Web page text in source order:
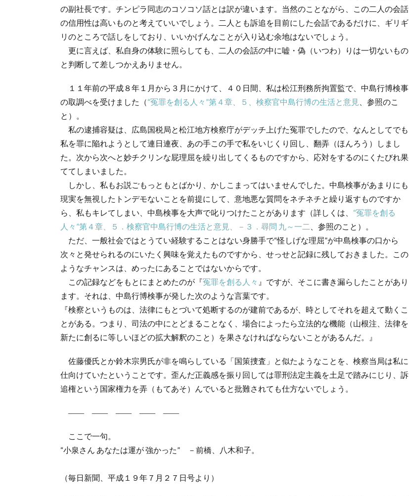
の副社長です。チンピラ同志のコソコソ話とは訳が違います。当然のことながら、この二人の会話
の信用性は高いものと考えていいでしょう。二人とも訴追を目前にした会話であるだけに、ギリギ
リのところで話しをしており、いいかげんなことが入り込む余地はないでしょう。
更に言えば、私自身の体験に照らしても、二人の会話の中に嘘・偽（いつわ）りは一切ないもの
と判断して差しつかえありません。
１１年前の平成８年１月から３月にかけて、４０日間、私は松江刑務所拘置監で、中島行博検事
の取調べを受けました（“冤罪を創る人々”第４章、５、検察官中島行博の生活と意見 、参照のこ
と）。
私の逮捕容疑は、広島国税局と松江地方検察庁がデッチ上げた冤罪でしたので、なんとしてでも
私を罪に陥れようとして連日連夜、あの手この手で私をいじくり回し、翻弄（ほんろう）しまし
た。次から次へと妙チクリンな屁理屈を繰り出してくるものですから、応対をするのにくたびれ果
ててしまいました。
しかし、私もお説ごもっともとばかり、かしこまってはいませんでした。中島検事があまりにも
現実を無視したトンデモないことを前提にして、意地悪な質問をネチネチと繰り返すものですか
ら、私もキレてしまい、中島検事を大声で叱りつけたことがあります（詳しくは、 “冤罪を創る
人々”第４章、５．検察官中島行博の生活と意見、－３．尋問 九～一二
、参照のこと）。
ただ、一般社会ではとうてい経験することはない身勝手で“怪しげな理屈”が中島検事の口から
次々と発せられるのにいたく興味を覚えたものですから、せっせと記録に残しておきました。この
ようなチャンスは、めったにあることではないからです。
この記録などをもとにまとめたのが『冤罪を創る人々 』ですが、そこに書き漏らしたことがあり
ます。それは、中島行博検事が発した次のような言葉です。
『検察というものは、法律にもとづいて処断するのが建前であるが、時としてそれを超えて動くこ
とがある。つまり、司法の中にとどまることなく、場合によったら立法的な機能（山根注、法律を
新たに創るに等しいほどの拡大解釈のこと）を果さなければならないことがあるんだ。』
佐藤優氏とか鈴木宗男氏が非を鳴らしている「国策捜査」と似たようなことを、検察当局は私に
仕向けていたということです。歪んだ正義感を振り回しては罪刑法定主義を土足で踏みにじり、訴
追権という国家権力を弄（もてあそ）んでいると批難されても仕方ないでしょう。
―― ―― ―― ―― ――
ここで一句。
“小泉さん あなたは運が 強かった” －前橋、八木和子。
（毎日新聞、平成１９年７月２７日号より）